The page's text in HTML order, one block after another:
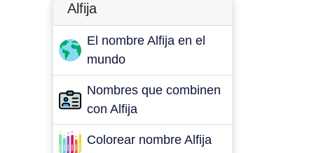
Alfija
El nombre Alfija en el
mundo
Nombres que combinen
con Alfija
Colorear nombre Alfija